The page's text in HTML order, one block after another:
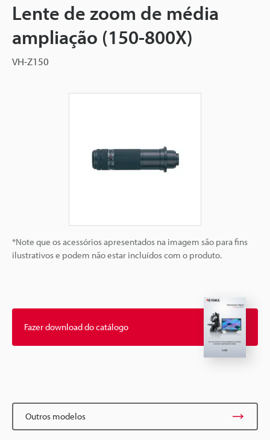
Lente de zoom de média
ampliação (150-800X)
VH-Z150
*Note que os acessórios apresentados na imagem são para fins
ilustrativos e podem não estar incluídos com o produto.
Fazer download do catálogo
Outros modelos